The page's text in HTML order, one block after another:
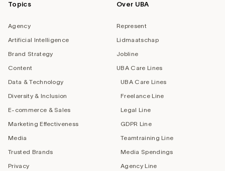
Topics
Agency
Artificial Intelligence
Brand Strategy
Content
Data & Technology
Diversity & Inclusion
E-commerce & Sales
Marketing Effectiveness
Media
Trusted Brands
Privacy
Over UBA
Represent
Lidmaatschap
Jobline
UBA Care Lines
UBA Care Lines
Freelance Line
Legal Line
GDPR Line
Teamtraining Line
Media Spendings
Agency Line